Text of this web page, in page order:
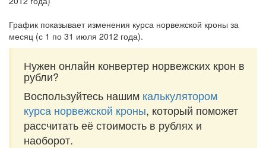
График показывает изменения курса норвежской кроны за
месяц (с 1 по 31 июля 2012 года).
Нужен онлайн конвертер норвежских крон в
рубли?
Воспользуйтесь нашим калькулятором
курса норвежской кроны, который поможет
рассчитать её стоимость в рублях и
наоборот.